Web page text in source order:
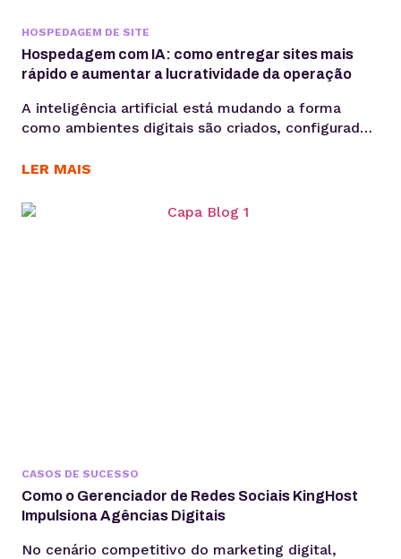
HOSPEDAGEM DE SITE
Hospedagem com IA: como entregar sites mais
rápido e aumentar a lucratividade da operação
A inteligência artificial está mudando a forma
como ambientes digitais são criados, configurados
automatiza processos e gera mais produtividade
lucrativa — até o momento em que o tempo gasto
LER MAIS
CASOS DE SUCESSO
Como o Gerenciador de Redes Sociais KingHost
Impulsiona Agências Digitais
No cenário competitivo do marketing digital,